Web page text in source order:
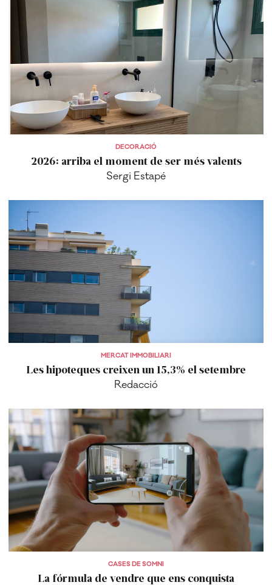
DECORACIÓ
2026: arriba el moment de ser més valents
Sergi Estapé
MERCAT IMMOBILIARI
Les hipoteques creixen un 15,3% el setembre
Redacció
CASES DE SOMNI
La fórmula de vendre que ens conquista